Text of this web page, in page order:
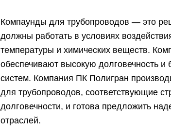
Компаунды для трубопроводов — это
должны работать в условиях
температуры и химических веществ.
обеспечивают высокую долговечность и
систем. Компания ПК Полигран
для трубопроводов, соответствующие
долговечности, и готова предложить
отраслей.